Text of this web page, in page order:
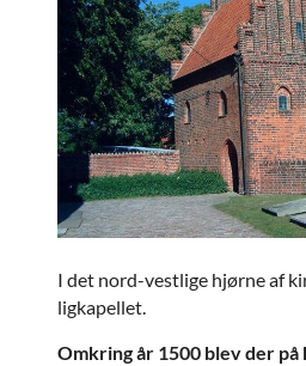
I det nord-vestlige hjørne af
ligkapellet.
Omkring år 1500 blev der